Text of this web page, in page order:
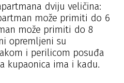
dviju veličina:
može primiti do 6
može primiti do 8
opremljeni su
i perilicom posuđa
kupaonica ima i kadu.